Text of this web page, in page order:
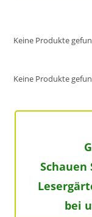
Keine Produkte
Keine Produkte
Schauen
bei